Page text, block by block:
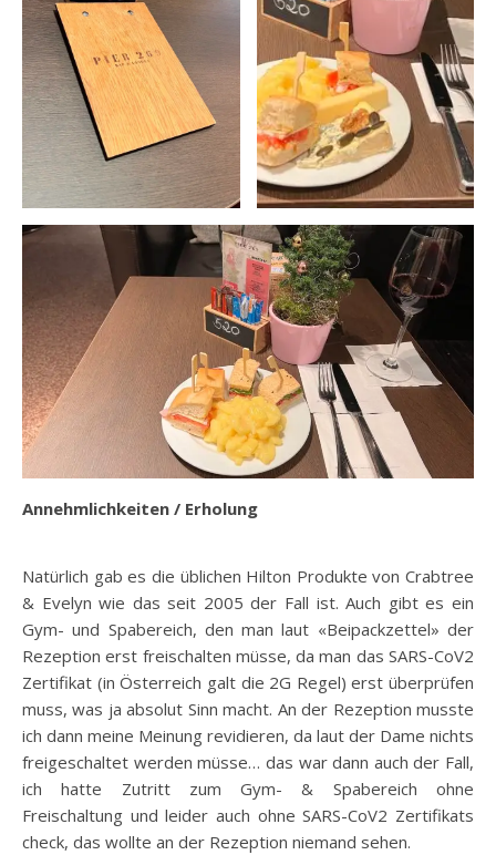
Annehmlichkeiten / Erholung
Natürlich gab es die üblichen Hilton Produkte von Crabtree
& Evelyn wie das seit 2005 der Fall ist. Auch gibt es ein
Gym- und Spabereich, den man laut «Beipackzettel» der
Rezeption erst freischalten müsse, da man das SARS-CoV2
Zertifikat (in Österreich galt die 2G Regel) erst überprüfen
muss, was ja absolut Sinn macht. An der Rezeption musste
ich dann meine Meinung revidieren, da laut der Dame nichts
freigeschaltet werden müsse… das war dann auch der Fall,
ich hatte Zutritt zum Gym- & Spabereich ohne
Freischaltung und leider auch ohne SARS-CoV2 Zertifikats
check, das wollte an der Rezeption niemand sehen.